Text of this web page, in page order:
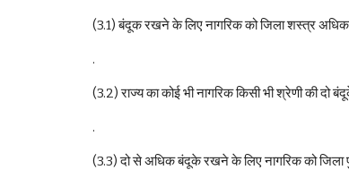
(3.1) बंदूक रखने के लिए नागरिक को जिला शस्त्र
.
(3.2) राज्य का कोई भी नागरिक किसी भी श्रेणी की
.
(3.3) दो से अधिक बंदूके रखने के लिए नागरिक को जिला